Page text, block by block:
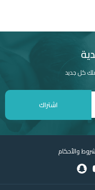
كل جديد
اشتراك
والأحكام